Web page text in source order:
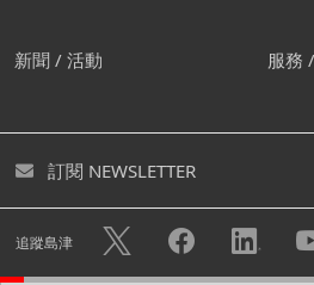
我們建議您創建屬
您可透過創建免費帳號下載各式型
使用帳戶註冊的個人資訊將可用於
的，例如發送電子報。
新聞 / 活動 服務
訂閱 NEWSLETTER
追蹤島津